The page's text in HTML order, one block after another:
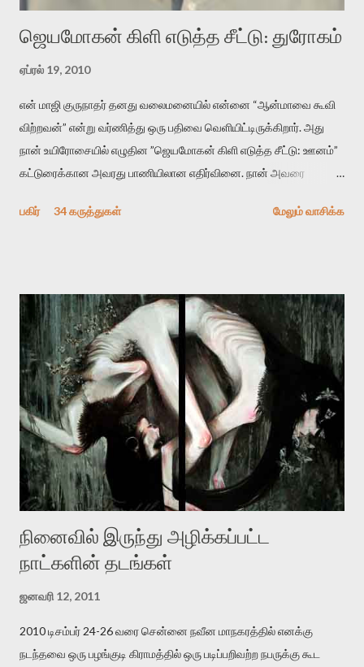
ஜெயமோகன் கிளி எடுத்த சீட்டு: துரோகம்
ஏப்ரல் 19, 2010
என் மாஜி குருநாதர் தனது வலைமனையில் என்னை “ஆன்மாவை கூவி
விற்றவன்” என்று வர்ணித்து ஒரு பதிவை வெளியிட்டிருக்கிறார். அது
நான் உயிரோசையில் எழுதின ”ஜெயமோகன் கிளி எடுத்த சீட்டு: ஊனம்”
கட்டுரைக்கான அவரது பாணியிலான எதிர்வினை. நான் அவரை
பதிவை படித்த நண்பர்கள் பலரும் அவருக்காக இரக்கப்பட்டார்கள்.
தனது இணையதளத்திலே தொடர்ந்து பதிவு செய்கிறார். உயிர்மை
இன்னும் சில வருடங்களுக்கு தனக்கு எதிராக எழுத்தாளர்களை ஏவி
விட்டபடி இருக்கும் என்று ஒரு அச்சத்தை வெளிப்படுத்தியபடி
இருக்கிறார். அவர் கடுமையான பாதுகாப்பின்மை மனநிலையில் உள்ளார்.
உயிர்மை அவரை தாக்க உத்தேசித்தாலும் இல்லை என்றாலும்
ஜெயமோகன் அந்த பிரமையால் தொடர்ந்து அச்சுறுத்தலுக்கு உள்ளாகி
உள்ளார். உங்களை பற்றின இந்த தாக்குதல் கூட இதன் வெளிப்பாடு தான்”.
உண்மையே! ராக்கி படத்தில் குத்துச்சண்டை வீரராக வரும் சில்வெஸ்டர்
ஓரிடத்தில் சொல்வார்: ...
பகிர் 34 கருத்துகள் மேலும் வாசிக்க
நினைவில் இருந்து அழிக்கப்பட்ட
நாட்களின் தடங்கள்
ஜனவரி 12, 2011
2010 டிசம்பர் 24-26 வரை சென்னை நவீன மாநகரத்தில் எனக்கு
நடந்தவை ஒரு பழங்குடி கிராமத்தில் ஒரு படிப்பறிவற்ற நபருக்கு கூட